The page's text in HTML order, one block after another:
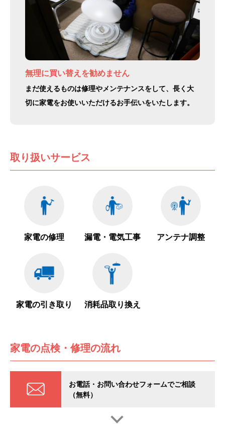
無理に買い替えを勧めません
まだ使えるものは修理やメンテナンスをして、長く大
切に家電をお使いいただけるお手伝いをいたします。
取り扱いサービス
家電の修理 漏電・電気工事 アンテナ調整
家電の引き取り 消耗品取り換え
家電の点検・修理の流れ
お電話・お問い合わせフォームでご相談
（無料）